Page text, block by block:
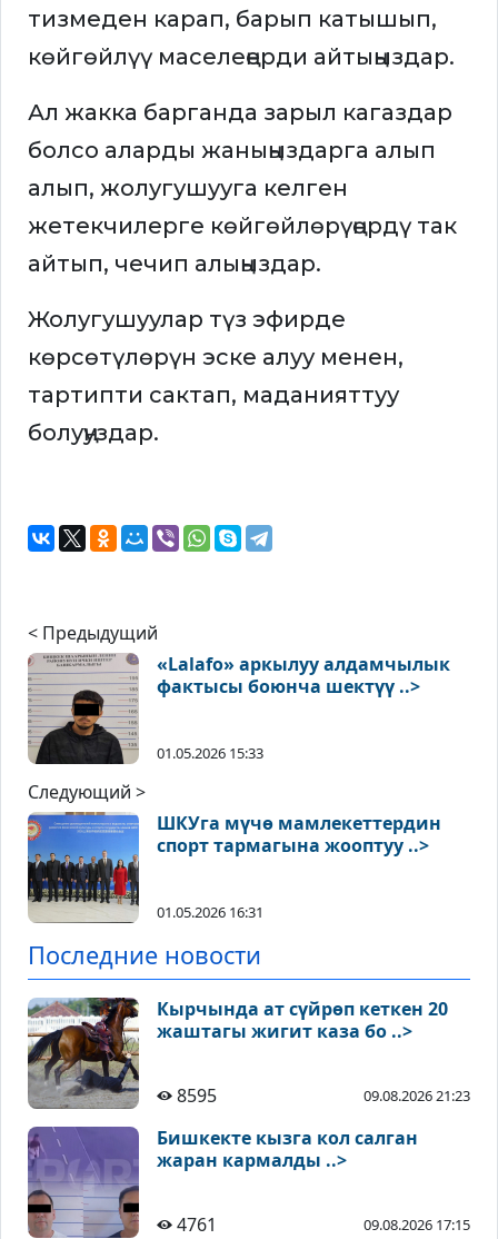
тизмеден карап, барып катышып,
көйгөйлүү маселеңерди айтыңыздар.
Ал жакка барганда зарыл кагаздар
болсо аларды жаныңыздарга алып
алып, жолугушууга келген
жетекчилерге көйгөйлөрүңөрдү так
айтып, чечип алыңыздар.
Жолугушуулар түз эфирде
көрсөтүлөрүн эске алуу менен,
тартипти сактап, маданияттуу
болуңуздар.
< Предыдущий
«Lalafo» аркылуу алдамчылык
фактысы боюнча шектүү ..>
01.05.2026 15:33
Следующий >
ШКУга мүчө мамлекеттердин
спорт тармагына жооптуу ..>
01.05.2026 16:31
Последние новости
Кырчында ат сүйрөп кеткен 20
жаштагы жигит каза бо ..>
8595 09.08.2026 21:23
Бишкекте кызга кол салган
жаран кармалды ..>
4761 09.08.2026 17:15